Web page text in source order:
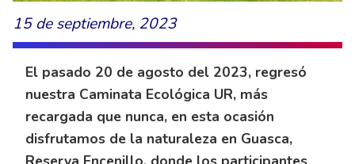
15 de septiembre, 2023
El pasado 20 de agosto del 2023, regresó
nuestra Caminata Ecológica UR, más
recargada que nunca, en esta ocasión
disfrutamos de la naturaleza en Guasca,